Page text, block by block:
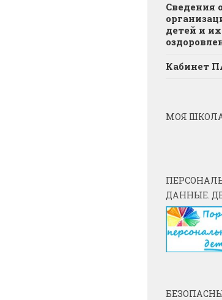
Сведения
детей и их
Кабинет
МОЯ
ДАННЫЕ.